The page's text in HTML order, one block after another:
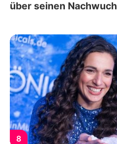
über seinen
8